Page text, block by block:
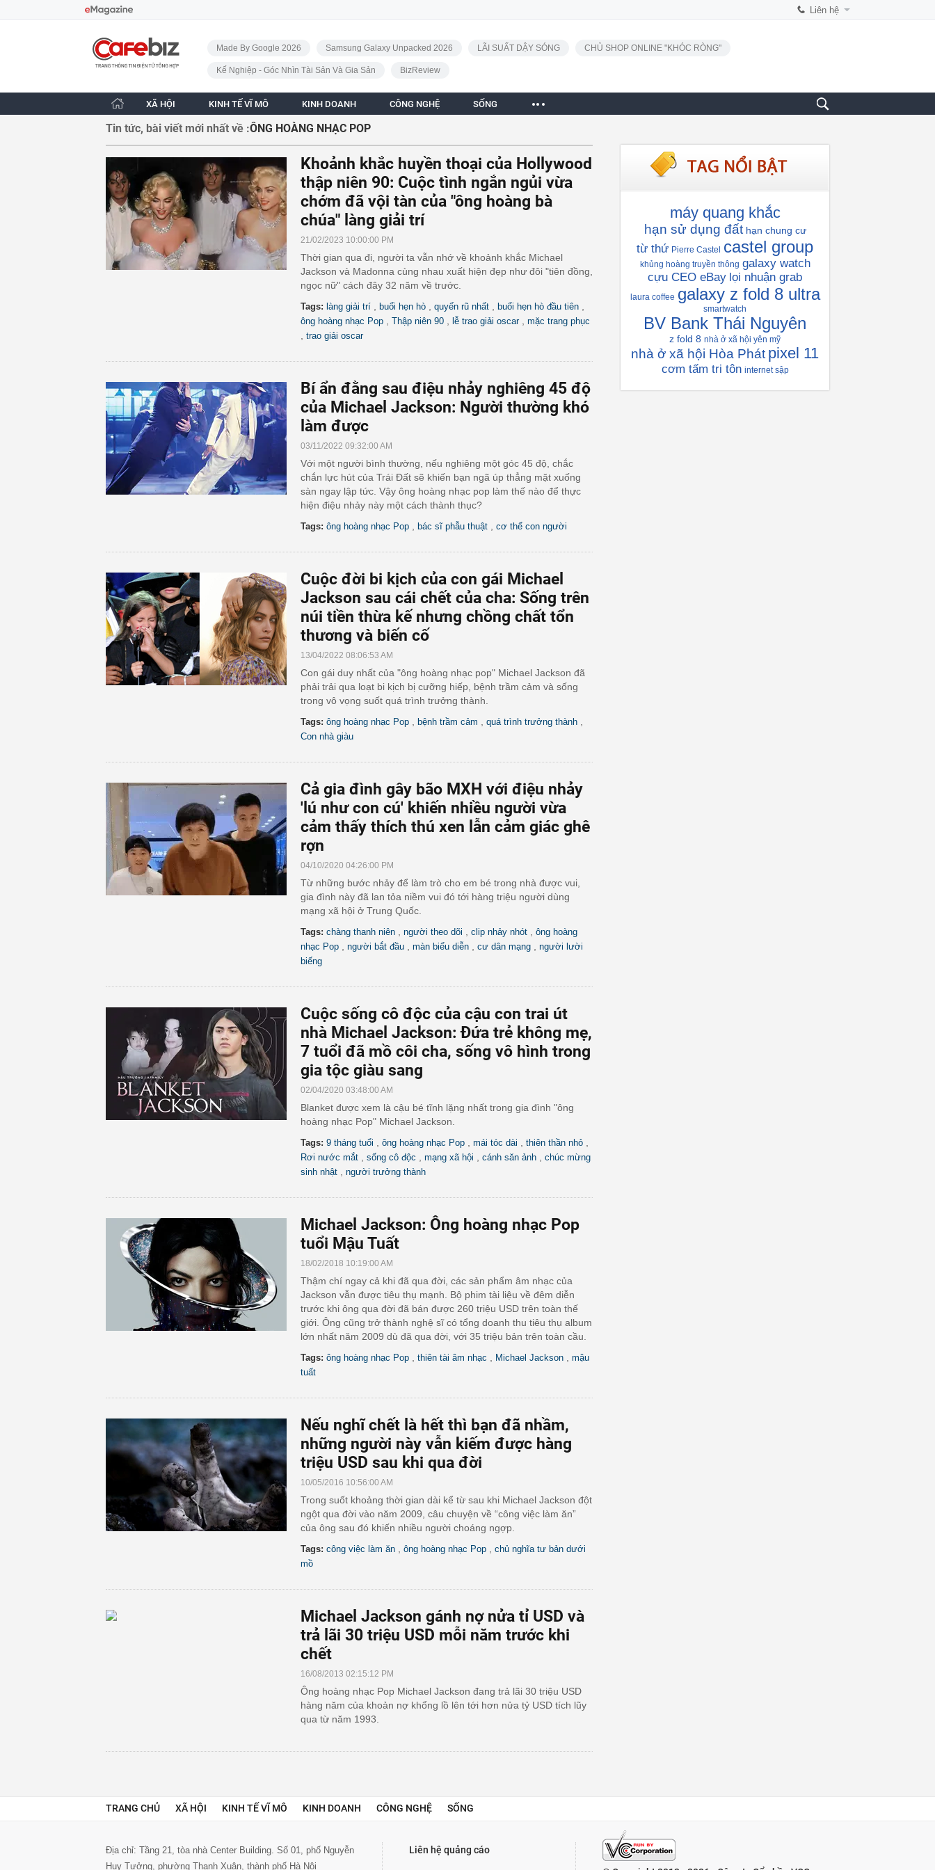
Liên hệ
CafeBiz - Trang chủ
Made By Google 2026
Samsung Galaxy Unpacked 2026 LÃI SUẤT DẬY SÓNG CHỦ SHOP ONLINE "KHÓC RÒNG"
Kế Nghiệp - Góc Nhìn Tài Sản Và Gia Sản BizReview
XÃ HỘI KINH TẾ VĨ MÔ KINH DOANH CÔNG NGHỆ SỐNG
Tin tức, bài viết mới nhất về :ÔNG HOÀNG NHẠC POP
Khoảnh khắc huyền thoại của Hollywood
thập niên 90: Cuộc tình ngắn ngủi vừa
chớm đã vội tàn của "ông hoàng bà
chúa" làng giải trí
21/02/2023 10:00:00 PM
Thời gian qua đi, người ta vẫn nhớ về khoảnh khắc Michael
Jackson và Madonna cùng nhau xuất hiện đẹp như đôi "tiên đồng,
ngọc nữ" cách đây 32 năm về trước.
Tags: làng giải trí buổi hẹn hò quyến rũ nhất buổi hẹn hò đầu tiên
ông hoàng nhạc Pop Thập niên 90 lễ trao giải oscar, mặc trang phục
trao giải oscar
Bí ẩn đằng sau điệu nhảy nghiêng 45 độ
của Michael Jackson: Người thường khó
làm được
03/11/2022 09:32:00 AM
Với một người bình thường, nếu nghiêng một góc 45 độ, chắc
chắn lực hút của Trái Đất sẽ khiến bạn ngã úp thẳng mặt xuống
sàn ngay lập tức. Vậy ông hoàng nhạc pop làm thế nào để thực
hiện điệu nhảy này một cách thành thục?
Tags: ông hoàng nhạc Pop bác sĩ phẫu thuật cơ thể con người
Cuộc đời bi kịch của con gái Michael
Jackson sau cái chết của cha: Sống trên
núi tiền thừa kế nhưng chồng chất tổn
thương và biến cố
13/04/2022 08:06:53 AM
Con gái duy nhất của "ông hoàng nhạc pop" Michael Jackson đã
phải trải qua loạt bi kịch bị cưỡng hiếp, bệnh trầm cảm và sống
trong vô vọng suốt quá trình trưởng thành.
Tags: ông hoàng nhạc Pop bệnh trầm cảm quá trình trưởng thành
Con nhà giàu
Cả gia đình gây bão MXH với điệu nhảy
'lú như con cú' khiến nhiều người vừa
cảm thấy thích thú xen lẫn cảm giác ghê
rợn
04/10/2020 04:26:00 PM
Từ những bước nhảy để làm trò cho em bé trong nhà được vui,
gia đình này đã lan tỏa niềm vui đó tới hàng triệu người dùng
mạng xã hội ở Trung Quốc.
Tags: chàng thanh niên người theo dõi clip nhảy nhót
ông hoàng
nhạc Pop
người bắt đầu màn biểu diễn cư dân mạng
người lười
biếng
Cuộc sống cô độc của cậu con trai út
nhà Michael Jackson: Đứa trẻ không mẹ,
7 tuổi đã mồ côi cha, sống vô hình trong
gia tộc giàu sang
02/04/2020 03:48:00 AM
Blanket được xem là cậu bé tĩnh lặng nhất trong gia đình "ông
hoàng nhạc Pop" Michael Jackson.
Tags: 9 tháng tuổi ông hoàng nhạc Pop mái tóc dài thiên thần nhỏ
Rơi nước mắt sống cô độc mạng xã hội cánh săn ảnh
chúc mừng
sinh nhật
người trưởng thành
Michael Jackson: Ông hoàng nhạc Pop
tuổi Mậu Tuất
18/02/2018 10:19:00 AM
Thậm chí ngay cả khi đã qua đời, các sản phẩm âm nhạc của
Jackson vẫn được tiêu thụ mạnh. Bộ phim tài liệu về đêm diễn
trước khi ông qua đời đã bán được 260 triệu USD trên toàn thế
giới. Ông cũng trở thành nghệ sĩ có tổng doanh thu tiêu thụ album
lớn nhất năm 2009 dù đã qua đời, với 35 triệu bản trên toàn cầu.
Tags: ông hoàng nhạc Pop thiên tài âm nhạc Michael Jackson
mậu
tuất
Nếu nghĩ chết là hết thì bạn đã nhầm,
những người này vẫn kiếm được hàng
triệu USD sau khi qua đời
10/05/2016 10:56:00 AM
Trong suốt khoảng thời gian dài kể từ sau khi Michael Jackson đột
ngột qua đời vào năm 2009, câu chuyện về “công việc làm ăn”
của ông sau đó khiến nhiều người choáng ngợp.
Tags: công việc làm ăn ông hoàng nhạc Pop
chủ nghĩa tư bản dưới
mồ
Michael Jackson gánh nợ nửa tỉ USD và
trả lãi 30 triệu USD mỗi năm trước khi
chết
16/08/2013 02:15:12 PM
Ông hoàng nhạc Pop Michael Jackson đang trả lãi 30 triệu USD
hàng năm của khoản nợ khổng lồ lên tới hơn nửa tỷ USD tích lũy
qua từ năm 1993.
máy quang khắc
hạn sử dụng đất hạn chung cư
từ thứ Pierre Castel castel group
khủng hoàng truyền thông galaxy watch
cựu CEO eBay lọi nhuận grab
laura coffee galaxy z fold 8 ultra
smartwatch
BV Bank Thái Nguyên
z fold 8 nhà ở xã hội yên mỹ
nhà ở xã hội Hòa Phát pixel 11
cơm tấm tri tôn internet sập
TRANG CHỦ XÃ HỘI KINH TẾ VĨ MÔ KINH DOANH CÔNG NGHỆ SỐNG
Địa chỉ: Tầng 21, tòa nhà Center Building. Số 01, phố Nguyễn
Huy Tưởng, phường Thanh Xuân, thành phố Hà Nội
Liên hệ quảng cáo